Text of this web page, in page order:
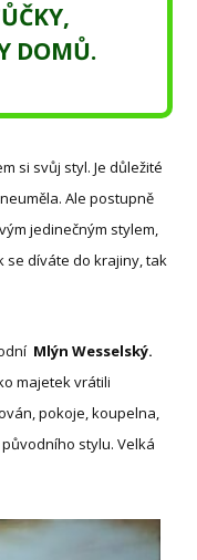
DOMŮ.
si svůj styl. Je důležité
Ale postupně
jedinečným stylem,
se díváte do krajiny, tak
Mlýn Wesselský.
majetek vrátili
pokoje, koupelna,
stylu. Velká